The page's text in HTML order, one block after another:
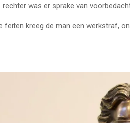
was er sprake van
feiten kreeg de man een werkstraf,